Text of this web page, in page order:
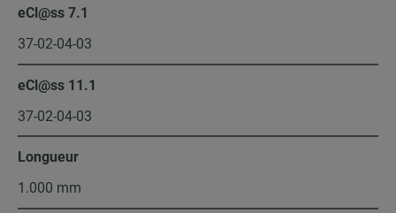
eCl@ss 7.1
37-02-04-03
eCl@ss 11.1
37-02-04-03
Longueur
1.000 mm